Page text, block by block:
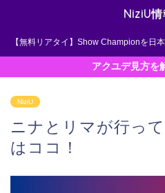
NiziU
【無料リアタイ】Show Championを日
アクユデ見方を
NiziU
ニナとリマが行っ
はココ！